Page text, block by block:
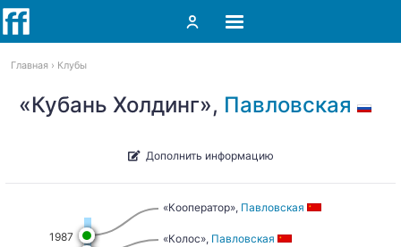
Главная Клубы
«Кубань Холдинг», Павловская
Дополнить информацию
1987
«Кооператор», Павловская
«Колос», Павловская